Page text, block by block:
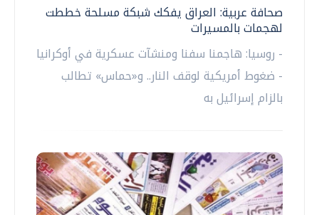
صحافة عربية: العراق يفكك شبكة مسلحة خططت
لهجمات بالمسيرات
- روسيا: هاجمنا سفنا ومنشآت عسكرية في أوكرانيا
- ضغوط أمريكية لوقف النار.. و«حماس» تطالب
بالزام إسرائيل به